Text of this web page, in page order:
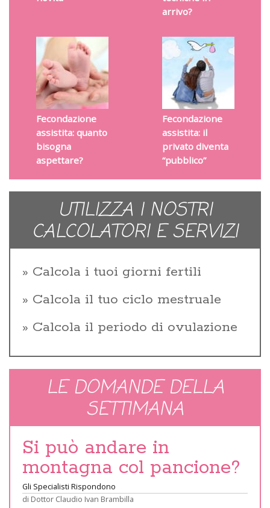
arrivo?
Fecondazione
assistita: quanto
bisogna
aspettare?
Fecondazione
assistita: il
privato diventa
“pubblico”
UTILIZZA I NOSTRI
CALCOLATORI E SERVIZI
Calcola i tuoi giorni fertili
Calcola il tuo ciclo mestruale
Calcola il periodo di ovulazione
LE DOMANDE DELLA
SETTIMANA
Si può andare in
montagna col pancione?
Gli Specialisti Rispondono
di Dottor Claudio Ivan Brambilla